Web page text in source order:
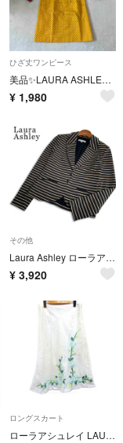
ひざ丈ワンピース
美品✨LAURA ASHLEY London❣️ワンピース 幾何学模様 七分袖 黄
¥ 1,980
その他
Laura Ashley ローラアシュレイ 通年★ ストレッチ ボーダー テーラード ジャケット Sz.34 レディース 黒
¥ 3,920
ロングスカート
ローラアシュレイ LAURA ASHLEY リネン フレア スカート ロング丈